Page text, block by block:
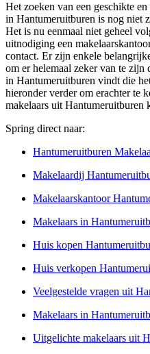
Het zoeken van een geschikte
in Hantumeruitburen is nog niet
Het is nu eenmaal niet geheel
uitnodiging een
contact. Er zijn enkele
om er helemaal zeker van te
in Hantumeruitburen vindt die
hieronder verder om erachter te
makelaars uit Hantumeruitburen
Spring direct naar:
Hantumeruitburen
Makelaardij
Makelaarskantoor
Makelaars in
Huis kopen
Huis verkopen
Veelgestelde vragen uit
Makelaars in
Uitgelichte makelaars uit